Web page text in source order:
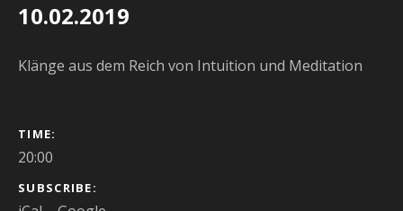
10.02.2019
Klänge aus dem Reich von Intuition und Meditation
GIG DETAILS
TIME
20:00
SUBSCRIBE